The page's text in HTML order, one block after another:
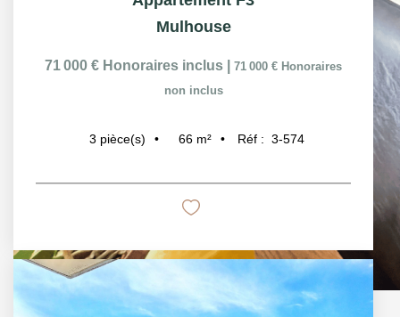
Mulhouse
71 000 € Honoraires inclus 71 000 € Honoraires
non inclus
3 pièce(s) 66 m² Réf : 3-574